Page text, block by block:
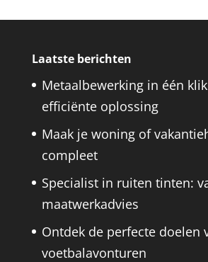
Laatste berichten
Metaalbewerking in één
efficiënte oplossing
Maak je woning of
compleet
Specialist in ruiten tinten:
maatwerkadvies
Ontdek de perfecte doelen
voetbalavonturen